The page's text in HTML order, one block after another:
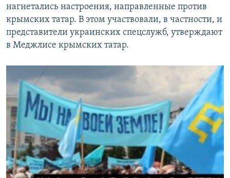
нагнетались настроения, направленные против
крымских татар. В этом участвовали, в частности, и
представители украинских спецслужб, утверждают
в Меджлисе крымских татар.